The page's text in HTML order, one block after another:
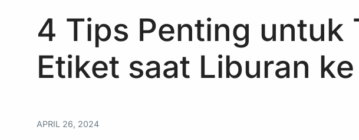
4 Tips Penting untuk
Etiket saat Liburan
APRIL 26, 2024